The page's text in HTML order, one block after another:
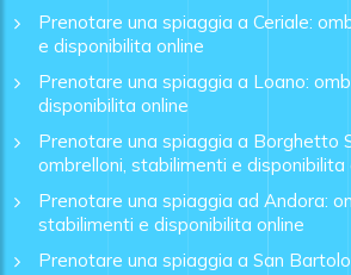
Prenotare una spiaggia a Ceriale:
e disponibilita online
Prenotare una spiaggia a Loano:
disponibilita online
Prenotare una spiaggia a Borghetto
ombrelloni, stabilimenti e disponibilita
Prenotare una spiaggia ad Andora:
stabilimenti e disponibilita online
Prenotare una spiaggia a San